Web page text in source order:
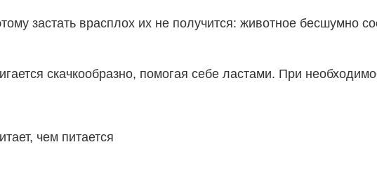
застать врасплох их не получится: животное бесшумно
скачкообразно, помогая себе ластами. При